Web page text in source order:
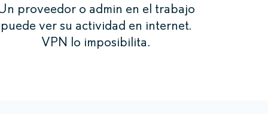
proveedor o admin en el trabajo
puede ver su actividad en internet.
VPN lo imposibilita.